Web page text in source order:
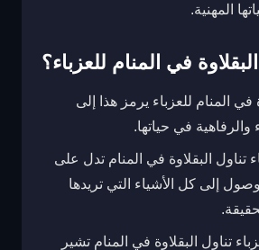
المهنية.
في المنام للعزباء؟
في المنام للعزباء يرمز هذا إلى
والرفاهية في حياتها.
تناول البقلاوة في المنام تدل على
إلى كل الأشياء التي تريدها
تناول البقلاوة في المنام تشير